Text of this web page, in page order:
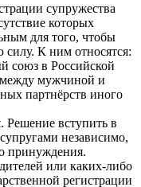
супружества
которых
для того, чтобы
К ним относятся:
союз в Российской
мужчиной и
партнёрств иного
Решение вступить в
независимо,
принуждения.
или каких-либо
регистрации